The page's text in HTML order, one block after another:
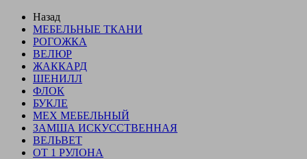
Назад
МЕБЕЛЬНЫЕ ТКАНИ
РОГОЖКА
ВЕЛЮР
ЖАККАРД
ШЕНИЛЛ
ФЛОК
БУКЛЕ
МЕХ МЕБЕЛЬНЫЙ
ЗАМША ИСКУССТВЕННАЯ
ВЕЛЬВЕТ
ОТ 1 РУЛОНА